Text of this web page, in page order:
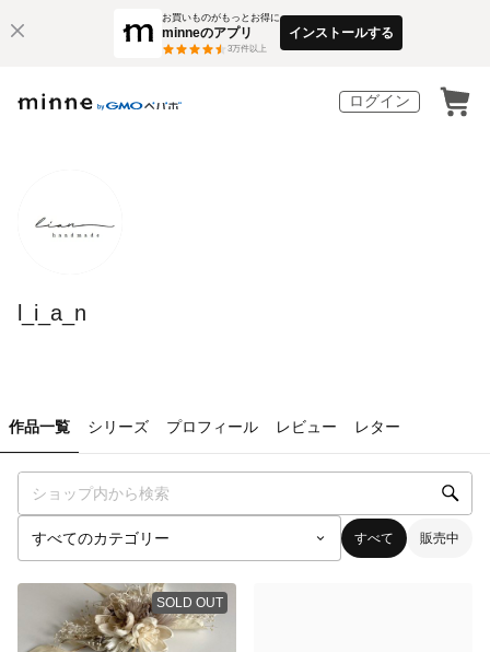
お買いものがもっとお得に
minneのアプリ
3万件以上
インストールする
ログイン
l_i_a_n
作品一覧 シリーズ プロフィール レビュー レター
すべて 販売中
SOLD OUT